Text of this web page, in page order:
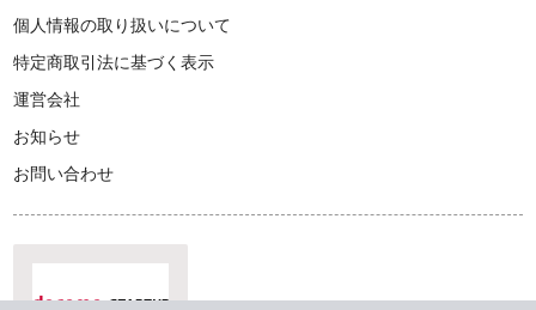
個人情報の取り扱いについて
特定商取引法に基づく表示
運営会社
お知らせ
お問い合わせ